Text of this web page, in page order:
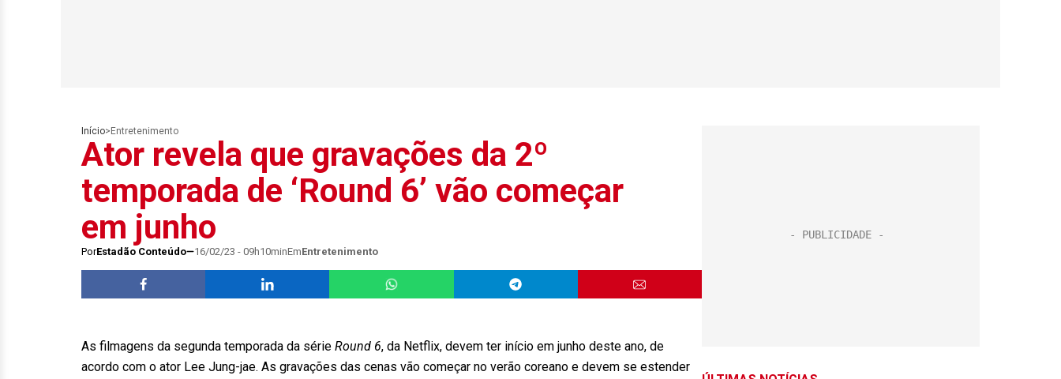
Início> Entretenimento
Ator revela que gravações da 2º
temporada de ‘Round 6’ vão começar
em junho
PorEstadão Conteúdo 16/02/23 - 09h10minEmEntretenimento
As filmagens da segunda temporada da série Round 6, da Netflix, devem ter início em junho deste ano, de
acordo com o ator Lee Jung-jae. As gravações das cenas vão começar no verão coreano e devem se estender